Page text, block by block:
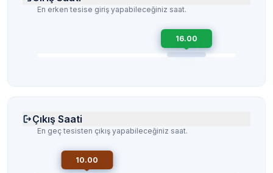
En erken tesise giriş yapabileceğiniz saat.
16.00
Çıkış Saati
En geç tesisten çıkış yapabileceğiniz saat.
10.00